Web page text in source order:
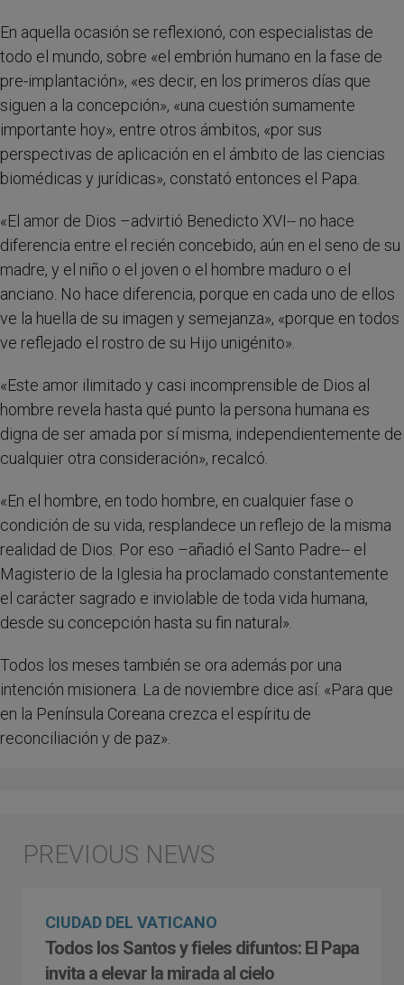
En aquella ocasión se reflexionó, con especialistas de
todo el mundo, sobre «el embrión humano en la fase de
pre-implantación», «es decir, en los primeros días que
siguen a la concepción», «una cuestión sumamente
importante hoy», entre otros ámbitos, «por sus
perspectivas de aplicación en el ámbito de las ciencias
biomédicas y jurídicas», constató entonces el Papa.
«El amor de Dios –advirtió Benedicto XVI-- no hace
diferencia entre el recién concebido, aún en el seno de su
madre, y el niño o el joven o el hombre maduro o el
anciano. No hace diferencia, porque en cada uno de ellos
ve la huella de su imagen y semejanza», «porque en todos
ve reflejado el rostro de su Hijo unigénito».
«Este amor ilimitado y casi incomprensible de Dios al
hombre revela hasta qué punto la persona humana es
digna de ser amada por sí misma, independientemente de
cualquier otra consideración», recalcó.
«En el hombre, en todo hombre, en cualquier fase o
condición de su vida, resplandece un reflejo de la misma
realidad de Dios. Por eso –añadió el Santo Padre-- el
Magisterio de la Iglesia ha proclamado constantemente
el carácter sagrado e inviolable de toda vida humana,
desde su concepción hasta su fin natural».
Todos los meses también se ora además por una
intención misionera. La de noviembre dice así: «Para que
en la Península Coreana crezca el espíritu de
reconciliación y de paz».
CIUDAD DEL VATICANO
Todos los Santos y fieles difuntos: El Papa
invita a elevar la mirada al cielo